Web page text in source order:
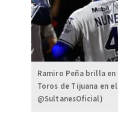
Ramiro Peña brilla
Toros de Tijuana en
@SultanesOficial)